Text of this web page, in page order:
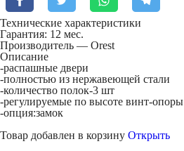
Технические характеристики
Гарантия: 12 мес.
Производитель — Orest
Описание
-распашные двери
-полностью из нержавеющей стали
-количество полок-3 шт
-регулируемые по высоте винт-опоры
-опция:замок
Товар добавлен в корзину Открыть